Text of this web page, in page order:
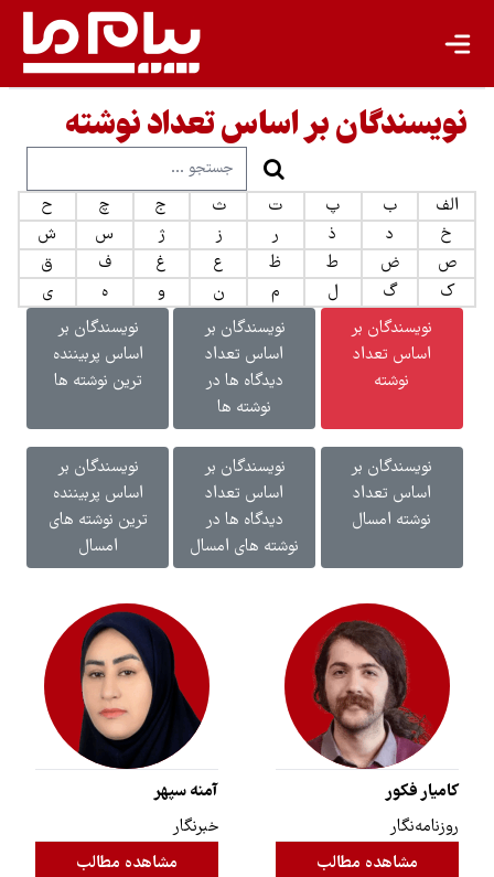
نویسندگان بر اساس تعداد نوشته
الف ب پ ت ث ج چ
ح
خ
د ذ ر ز ژ س
ش
ص
ض ط ظ ع غ ف
ق
ک
گ ل م ن و ه
ی
نویسندگان بر
اساس تعداد
نوشته
نویسندگان بر
اساس تعداد
دیدگاه ها در
نوشته ها
نویسندگان بر
اساس پربیننده
ترین نوشته ها
نویسندگان بر
اساس تعداد
نوشته امسال
نویسندگان بر
اساس تعداد
دیدگاه ها در
نوشته های امسال
نویسندگان بر
اساس پربیننده
ترین نوشته های
امسال
کامیار فکور
روزنامه‌نگار
مشاهده مطالب
آمنه سپهر
خبرنگار
مشاهده مطالب